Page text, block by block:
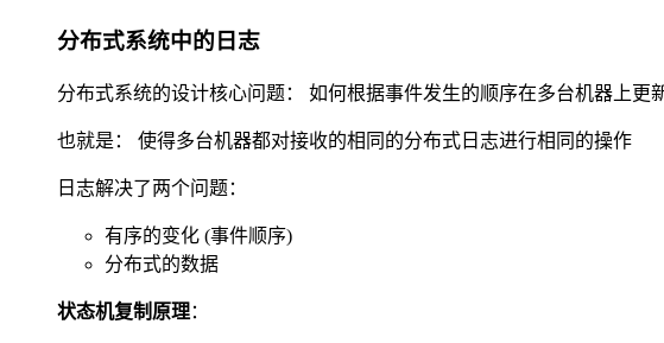
分布式系统中的日志
分布式系统的设计核心问题： 如何根据事件发生的顺序在多台机器上更
也就是： 使得多台机器都对接收的相同的分布式日志进行相同的操作
日志解决了两个问题：
有序的变化 (事件顺序)
分布式的数据
状态机复制原理：